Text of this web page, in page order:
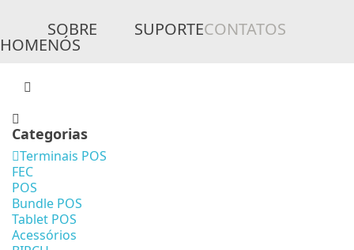
HOME
SOBRE
NÓS
SUPORTECONTATOS
Categorias
Terminais POS
FEC
POS
Bundle POS
Tablet POS
Acessórios